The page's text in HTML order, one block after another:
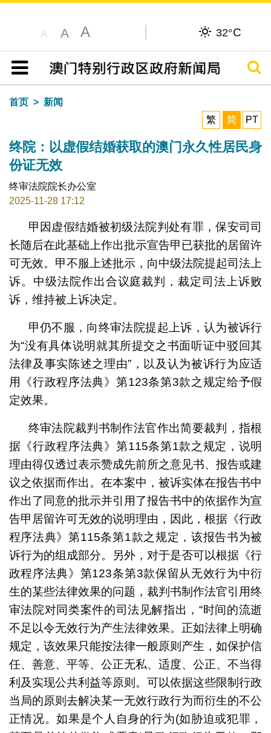
A A A 32°C
目录
搜寻
首页
新闻
繁
简 PT
终院：以虚假结婚获取的澳门永久性居民身
份证无效
终审法院院长办公室
2025-11-28 17:12
甲因虚假结婚被初级法院判处有罪，保安司司
长随后在此基础上作出批示宣告甲已获批的居留许
可无效。甲不服上述批示，向中级法院提起司法上
诉。中级法院作出合议庭裁判，裁定司法上诉败
诉，维持被上诉决定。
甲仍不服，向终审法院提起上诉，认为被诉行
为“没有具体说明就其所提交之书面听证中驳回其
法律及事实陈述之理由”，以及认为被诉行为应适
用《行政程序法典》第123条第3款之规定给予假
定效果。
终审法院裁判书制作法官作出简要裁判，指根
据《行政程序法典》第115条第1款之规定，说明
理由得仅透过表示赞成先前所之意见书、报告或建
议之依据而作出。在本案中，被诉实体在报告书中
作出了同意的批示并引用了报告书中的依据作为宣
告甲居留许可无效的说明理由，因此，根据《行政
程序法典》第115条第1款之规定，该报告书为被
诉行为的组成部分。另外，对于是否可以根据《行
政程序法典》第123条第3款保留从无效行为中衍
生的某些法律效果的问题，裁判书制作法官引用终
审法院对同类案件的司法见解指出，“时间的流逝
不足以令无效行为产生法律效果。正如法律上明确
规定，该效果只能按法律一般原则产生，如保护信
任、善意、平等、公正无私、适度、公正、不当得
利及实现公共利益等原则。可以依据这些限制行政
当局的原则去解决某一无效行政行为而衍生的不公
正情况。如果是个人自身的行为(如胁迫或犯罪，